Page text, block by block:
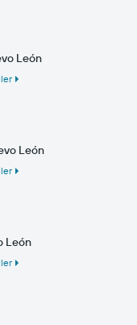
León
León
León